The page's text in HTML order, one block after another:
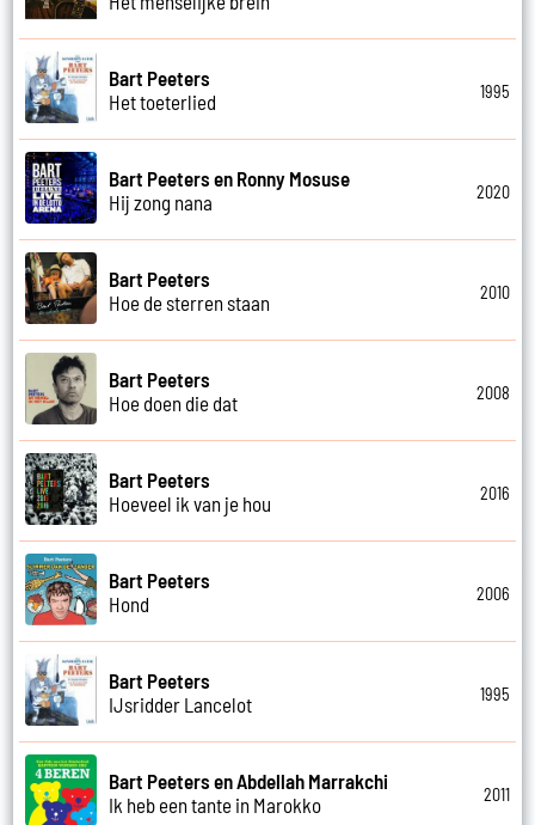
Bart Peeters
Het toeterlied
1995
Bart Peeters en Ronny Mosuse
Hij zong nana
2020
Bart Peeters
Hoe de sterren staan
2010
Bart Peeters
Hoe doen die dat
2008
Bart Peeters
Hoeveel ik van je hou
2016
Bart Peeters
Hond
2006
Bart Peeters
IJsridder Lancelot
1995
Bart Peeters en Abdellah Marrakchi
Ik heb een tante in Marokko
2011